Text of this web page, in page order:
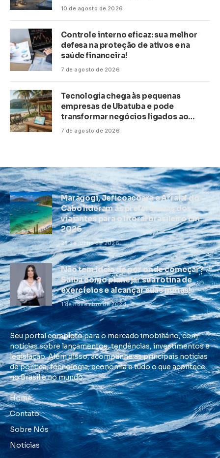
10 de agosto de 2026
Controle interno eficaz: sua melhor
defesa na proteção de ativos e na
saúde financeira!
7 de agosto de 2026
Tecnologia chega às pequenas
empresas de Ubatuba e pode
transformar negócios ligados ao
turismo no litoral
7 de agosto de 2026
Maragogi, Jericoacoara e Arraial do
Cabo lideram as preferências dos
viajantes para o litoral brasileiro em
2026
25 de junho de 2026
Não tem ideia de por onde começar?
Saiba como planejar sua rotina de
exercícios e alcançar suas metas!
1 de novembro de 2024
Seu portal completo para o mercado imobiliário, com
notícias sobre lançamentos, tendências, investimentos e
legislação. Além disso, acompanhe as principais notícias
de política, tecnologia, economia e tudo o que acontece
no Brasil e no mundo.
Home
Contato
Sobre Nós
Notícias